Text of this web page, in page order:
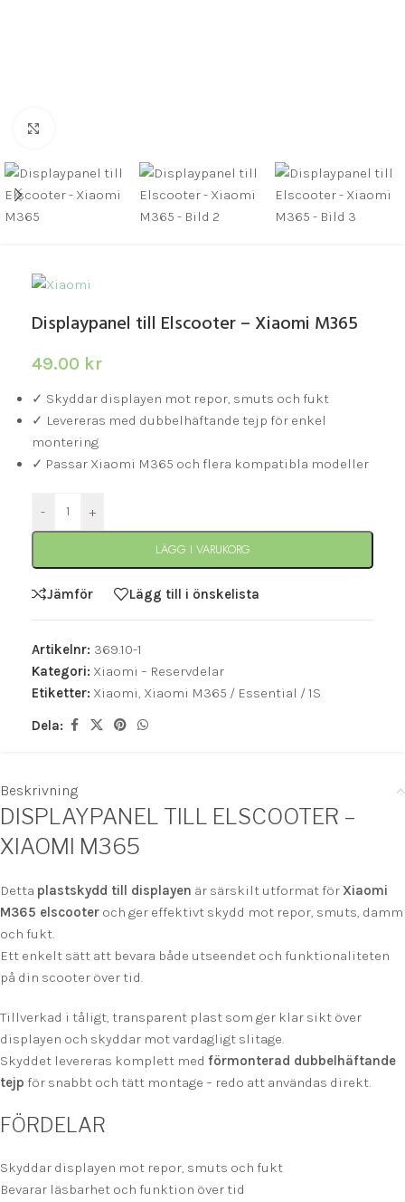
Displaypanel till Elscooter – Xiaomi M365
49.00 kr
✓ Skyddar displayen mot repor, smuts och fukt
✓ Levereras med dubbelhäftande tejp för enkel
montering
✓ Passar Xiaomi M365 och flera kompatibla modeller
- +
LÄGG I VARUKORG
Jämför Lägg till i önskelista
Artikelnr: 369.10-1
Kategori: Xiaomi – Reservdelar
Etiketter: Xiaomi, Xiaomi M365 / Essential / 1S
Dela:
Beskrivning
DISPLAYPANEL TILL ELSCOOTER –
XIAOMI M365
Detta plastskydd till displayen är särskilt utformat förXiaomi
M365 elscooter och ger effektivt skydd mot repor, smuts, damm
och fukt.
Ett enkelt sätt att bevara både utseendet och funktionaliteten
på din scooter över tid.
Tillverkad i tåligt, transparent plast som ger klar sikt över
displayen och skyddar mot vardagligt slitage.
Skyddet levereras komplett med förmonterad dubbelhäftande
tejp för snabbt och tätt montage – redo att användas direkt.
FÖRDELAR
Skyddar displayen mot repor, smuts och fukt
Bevarar läsbarhet och funktion över tid